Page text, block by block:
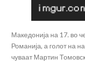
Македонија на 17. во
Романија, а голот на
чуваат Мартин